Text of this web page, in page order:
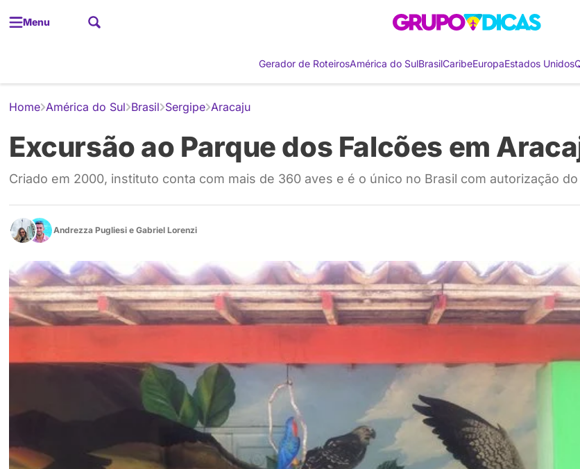
Menu
Gerador de RoteirosAmérica do SulBrasilCaribeEuropaEstados Unidos
Home América do Sul Brasil Sergipe Aracaju
Excursão ao Parque dos Falcões em
Criado em 2000, instituto conta com mais de 360 aves e é o único no Brasil com autorização
Andrezza Pugliesi e Gabriel Lorenzi